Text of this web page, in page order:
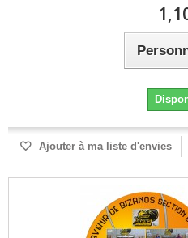
Ajouter à ma liste d'envies